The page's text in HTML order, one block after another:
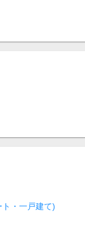
・一戸建て)